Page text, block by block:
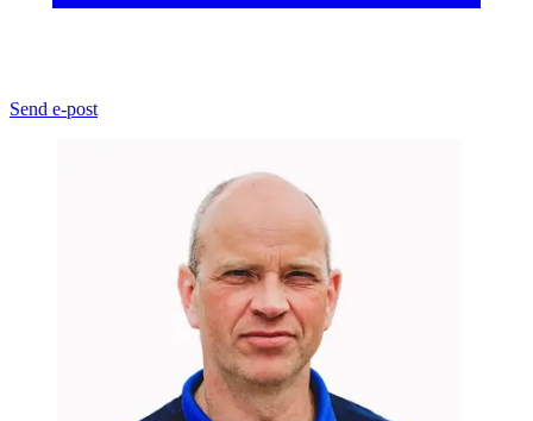
Send e-post